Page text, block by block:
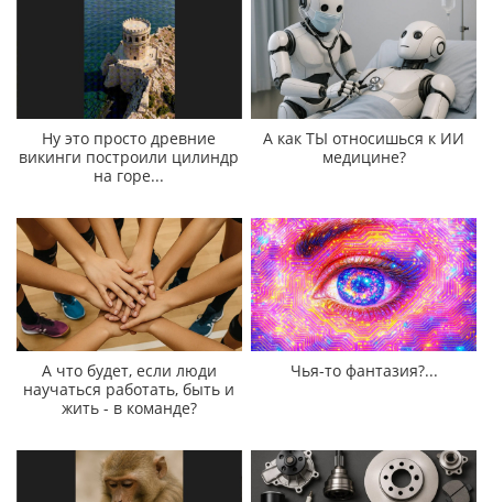
Ну это просто древние
викинги построили цилиндр
на горе...
А как ТЫ относишься к ИИ
медицине?
А что будет, если люди
научаться работать, быть и
жить - в команде?
Чья-то фантазия?...